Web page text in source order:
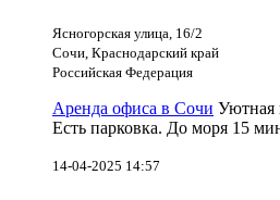
Ясногорская улица, 16/2
Сочи, Краснодарский край
Российская Федерация
Аренда офиса в Сочи Уютная
Есть парковка. До моря 15
14-04-2025 14:57